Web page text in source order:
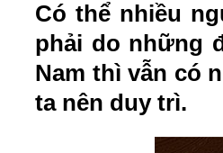
Có thể nhiều
phải do những
Nam thì vẫn có
ta nên duy trì.